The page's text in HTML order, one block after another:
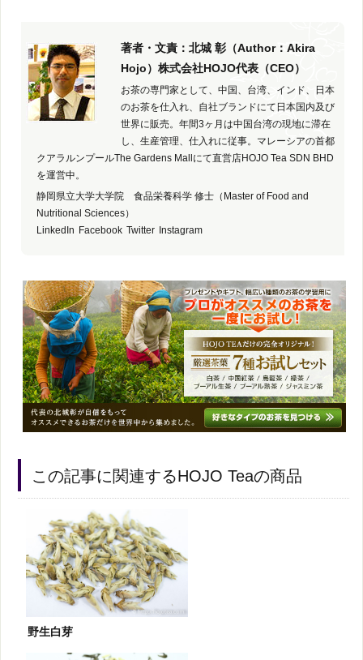
著者・文責：北城 彰（Author：Akira
Hojo）株式会社HOJO代表（CEO）
お茶の専門家として、中国、台湾、インド、日本
のお茶を仕入れ、自社ブランドにて日本国内及び
世界に販売。年間3ヶ月は中国台湾の現地に滞在
し、生産管理、仕入れに従事。マレーシアの首都
クアラルンプールThe Gardens Mallにて直営店HOJO Tea SDN BHD
を運営中。
静岡県立大学大学院 食品栄養科学 修士（Master of Food and
Nutritional Sciences）
LinkedIn Facebook Twitter Instagram
この記事に関連するHOJO Teaの商品
野生白芽